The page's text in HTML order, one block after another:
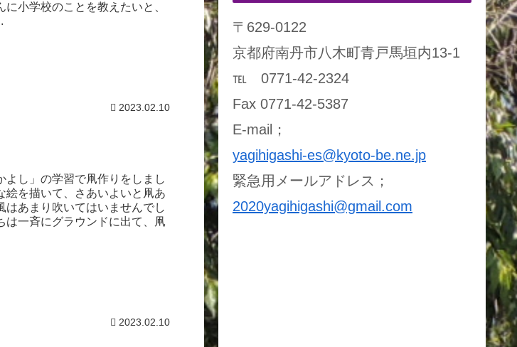
小学校のことを教えたいと、
2023.02.10
し」の学習で凧作りをしまし
絵を描いて、さあいよいと凧あ
はあまり吹いてはいませんでし
は一斉にグラウンドに出て、凧
2023.02.10
〒629-0122
京都府南丹市八木町青戸馬垣内13-1
℡ 0771-42-2324
Fax 0771-42-5387
E-mail；
yagihigashi-es@kyoto-be.ne.jp
緊急用メールアドレス；
2020yagihigashi@gmail.com